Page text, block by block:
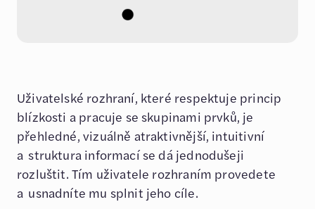
Uživatelské rozhraní, které respektuje princip
blízkosti a pracuje se skupinami prvků, je
přehledné, vizuálně atraktivnější, intuitivní
a struktura informací se dá jednodušeji
rozluštit. Tím uživatele rozhraním provedete
a usnadníte mu splnit jeho cíle.